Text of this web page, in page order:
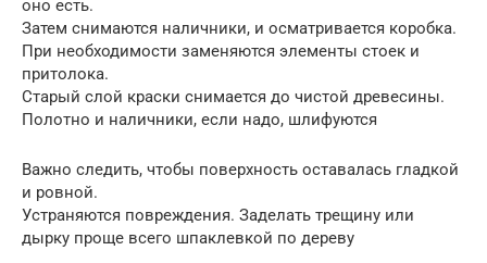
оно есть.
Затем снимаются наличники, и осматривается коробка.
При необходимости заменяются элементы стоек и
притолока.
Старый слой краски снимается до чистой древесины.
Полотно и наличники, если надо, шлифуются
Важно следить, чтобы поверхность оставалась гладкой
и ровной.
Устраняются повреждения. Заделать трещину или
дырку проще всего шпаклевкой по дереву